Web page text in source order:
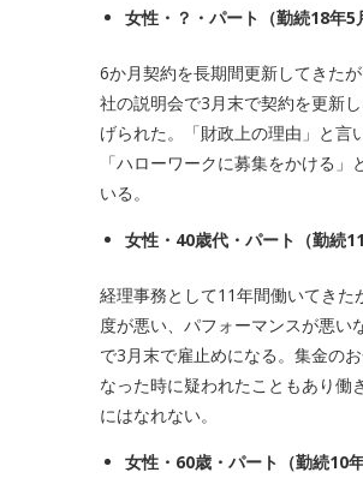
女性・？・パート（勤続18年5
6か月契約を長期間更新してきた
社の説明会で3月末で契約を更新
げられた。「財政上の理由」と言
「ハローワークに募集をかける」
いる。
女性・ 40歳代・パート（勤続11
経理事務として11年間働いてきた
度が悪い、パフォーマンスが悪い
で3月末で雇止めになる。集金のお
なった時に疑われたこともあり働
にはなれない。
女性・ 60歳・パート（勤続10